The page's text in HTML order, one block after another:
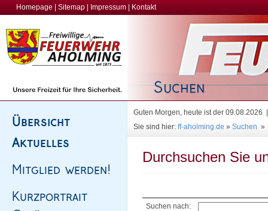
Homepage Sitemap Impressum Kontakt
Guten Morgen, heute ist der
Sie sind hier: ff-aholming.de » Suchen »
Durchsuchen Sie
Suchen nach: